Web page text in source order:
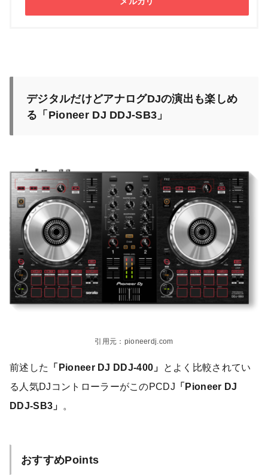
デジタルだけどアナログDJの演出も楽しめ
る「Pioneer DJ DDJ-SB3」
引用元：pioneerdj.com
前述した 「Pioneer DJ DDJ-400」
とよく比較されてい
る人気DJコントローラーがこのPCDJ 「Pioneer DJ
DDJ-SB3」
。
おすすめPoints